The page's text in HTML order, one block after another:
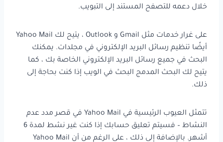
خلال دعمه للتصفح المستند إلى التبويب.
على غرار خدمات مثل Gmail و Outlook ، يتيح لك Yahoo Mail
أيضًا تنظيم رسائل البريد الإلكتروني في مجلدات. يمكنك
البحث في جميع رسائل البريد الإلكتروني الخاصة بك ، كما
يتيح لك البحث المدمج البحث في الويب إذا كنت بحاجة إلى
ذلك.
تتمثل العيوب الرئيسية في Yahoo Mail في قصر مدد عدم
النشاط – فسيتم تعليق حسابك إذا كنت غير نشط لمدة 6
أشهر. بالإضافة إلى ذلك ، على الرغم من أن Yahoo Mail